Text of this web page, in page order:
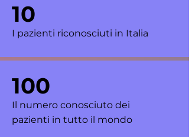
10
I pazienti riconosciuti in Italia
100
Il numero conosciuto dei
pazienti in tutto il mondo